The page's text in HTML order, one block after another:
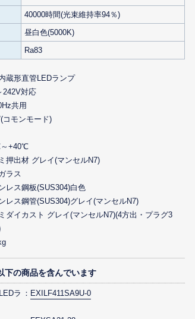
40000時間(光束維持率94％)
昼白色(5000K)
Ra83
蔵形直管LEDランプ
242V対応
共用
コモンモード)
+40℃
押出材 グレイ(マンセルN7)
ラス
レス鋼板(SUS304)白色
レス鋼管(SUS304)グレイ(マンセルN7)
ダイカスト グレイ(マンセルN7)(4方出・プラグ3
下の商品を含んでいます
ラ
EXILF411SA9U-0